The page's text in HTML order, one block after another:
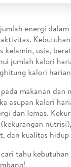
energi
kelamin, usia,
jumlah kalori
kalori
makanan dan
asupan kalori
dan lemas.
nutrisi),
dan kualitas
tahu